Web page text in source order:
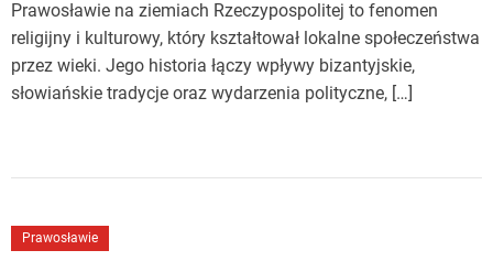
Prawosławie na ziemiach Rzeczypospolitej to fenomen
religijny i kulturowy, który kształtował lokalne społeczeństwa
przez wieki. Jego historia łączy wpływy bizantyjskie,
słowiańskie tradycje oraz wydarzenia polityczne, […]
Prawosławie